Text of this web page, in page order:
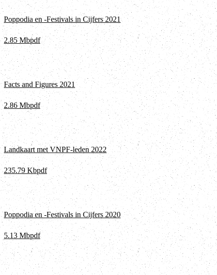
Poppodia en -Festivals in Cijfers 2021
2.85 Mbpdf
Facts and Figures 2021
2.86 Mbpdf
Landkaart met VNPF-leden 2022
235.79 Kbpdf
Poppodia en -Festivals in Cijfers 2020
5.13 Mbpdf